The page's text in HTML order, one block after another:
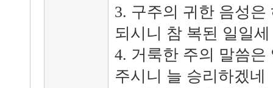
3. 구주의 귀한 음성
되시니 참 복된 일일세
4. 거룩한 주의 말씀
주시니 늘 승리하겠네